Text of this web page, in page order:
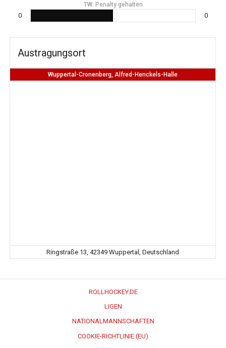
TW: Penalty gehalten
0 0
Austragungsort
Wuppertal-Cronenberg, Alfred-Henckels-Halle
Ringstraße 13, 42349 Wuppertal, Deutschland
ROLLHOCKEY.DE
LIGEN
NATIONALMANNSCHAFTEN
COOKIE-RICHTLINIE (EU)